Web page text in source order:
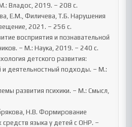
Владос, 2019. – 208 с.
Е.М., Филичева, Т.Б. Нарушения
2021. – 256 с.
восприятия и познавательной
– М.: Наука, 2019. – 240 с.
детского развития:
и деятельностный подходы. – М.:
развития психики. – М.: Смысл,
Н.В. Формирование
средств языка у детей с ОНР. –